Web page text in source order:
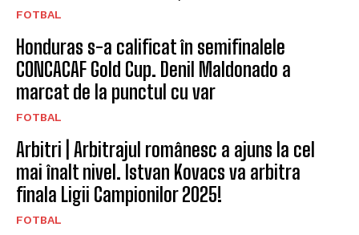
FOTBAL
Honduras s-a calificat în semifinalele
CONCACAF Gold Cup. Denil Maldonado a
marcat de la punctul cu var
FOTBAL
Arbitri | Arbitrajul românesc a ajuns la cel
mai înalt nivel. Istvan Kovacs va arbitra
finala Ligii Campionilor 2025!
FOTBAL